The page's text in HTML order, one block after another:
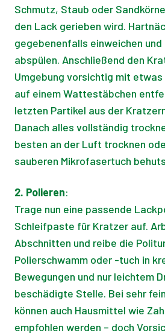
Schmutz, Staub oder
den Lack gerieben wird.
gegebenenfalls einweichen
abspülen. Anschließend den
Umgebung vorsichtig mit etwas
auf einem Wattestäbchen
letzten Partikel aus der
Danach alles vollständig
besten an der Luft trocknen
sauberen Mikrofasertuch
2. Polieren:
Trage nun eine passende
Schleifpaste für Kratzer auf.
Abschnitten und reibe die
Polierschwamm oder -tuch in
Bewegungen und nur leichtem
beschädigte Stelle. Bei sehr
können auch Hausmittel wie
empfohlen werden – doch